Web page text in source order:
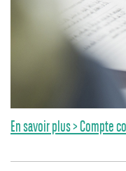
En savoir plus > Compte